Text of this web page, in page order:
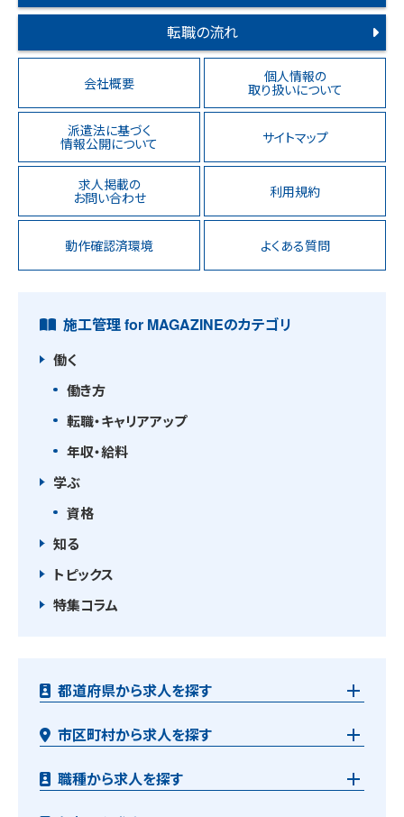
転職の流れ
会社概要 個人情報の
取り扱いについて
派遣法に基づく
情報公開について サイトマップ
求人掲載の
お問い合わせ 利用規約
動作確認済環境 よくある質問
施工管理 for MAGAZINEのカテゴリ
働く
働き方
転職・キャリアアップ
年収・給料
学ぶ
資格
知る
トピックス
特集コラム
都道府県から求人を探す
市区町村から求人を探す
職種から求人を探す